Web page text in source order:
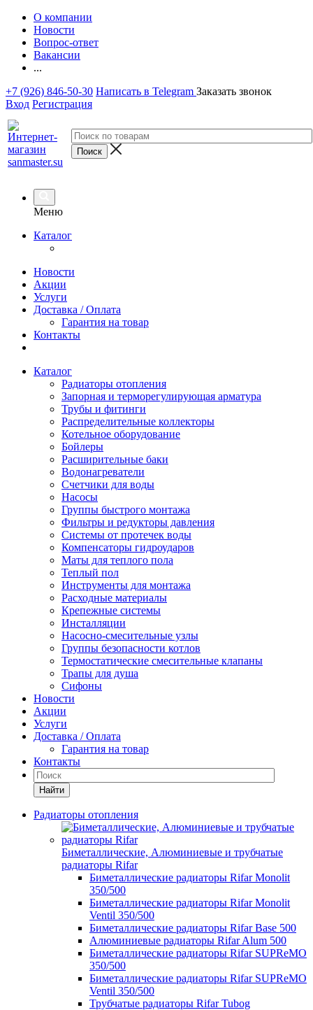
О компании
Новости
Вопрос-ответ
Вакансии
...
+7 (926) 846-50-30 Написать в Telegram Заказать звонок
Вход Регистрация
Меню
Каталог
Новости
Акции
Услуги
Доставка / Оплата
Гарантия на товар
Контакты
Каталог
Радиаторы отопления
Запорная и терморегулирующая арматура
Трубы и фитинги
Распределительные коллекторы
Котельное оборудование
Бойлеры
Расширительные баки
Водонагреватели
Счетчики для воды
Насосы
Группы быстрого монтажа
Фильтры и редукторы давления
Системы от протечек воды
Компенсаторы гидроударов
Маты для теплого пола
Теплый пол
Инструменты для монтажа
Расходные материалы
Крепежные системы
Инсталляции
Насосно-смесительные узлы
Группы безопасности котлов
Термостатические смесительные клапаны
Трапы для душа
Сифоны
Новости
Акции
Услуги
Доставка / Оплата
Гарантия на товар
Контакты
Найти
Радиаторы отопления
Биметаллические, Алюминиевые и трубчатые
радиаторы Rifar
Биметаллические радиаторы Rifar Monolit
350/500
Биметаллические радиаторы Rifar Monolit
Ventil 350/500
Биметаллические радиаторы Rifar Base 500
Алюминиевые радиаторы Rifar Alum 500
Биметаллические радиаторы Rifar SUPReMO
350/500
Биметаллические радиаторы Rifar SUPReMO
Ventil 350/500
Трубчатые радиаторы Rifar Tubog